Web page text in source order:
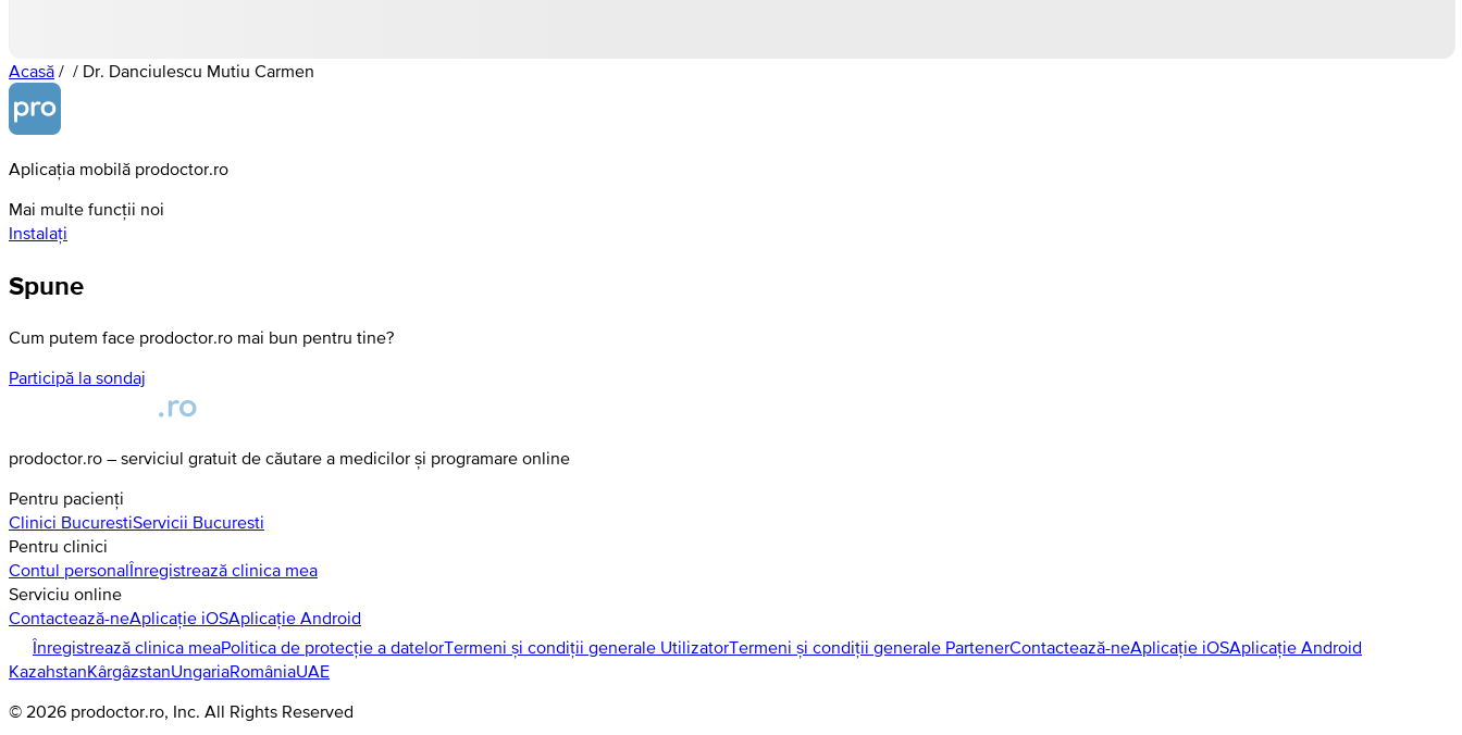
Acasă / / Dr. Danciulescu Mutiu Carmen
Aplicația mobilă prodoctor.ro
Mai multe funcții noi
Instalați
Spune
Cum putem face prodoctor.ro mai bun pentru tine?
Participă la sondaj
prodoctor.ro – serviciul gratuit de căutare a medicilor și programare online
Pentru pacienți
Clinici BucurestiServicii Bucuresti
Pentru clinici
Contul personalÎnregistrează clinica mea
Serviciu online
Contactează-neAplicație iOSAplicație Android
Înregistrează clinica meaPolitica de protecție a datelorTermeni și condiții generale UtilizatorTermeni și condiții generale PartenerContactează-neAplicație iOSAplicație Android
KazahstanKârgâzstanUngariaRomâniaUAE
© 2026 prodoctor.ro , Inc. All Rights Reserved